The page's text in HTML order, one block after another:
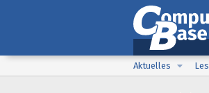
Aktuelles